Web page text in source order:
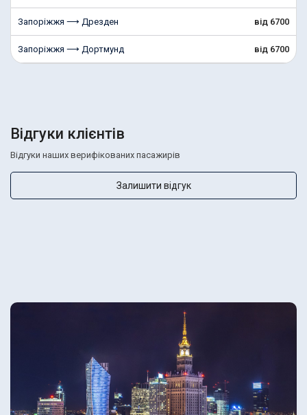
Запоріжжя ⟶ Дрезден від 6700
Запоріжжя ⟶ Дортмунд від 6700
Відгуки клієнтів
Відгуки наших верифікованих пасажирів
Залишити відгук